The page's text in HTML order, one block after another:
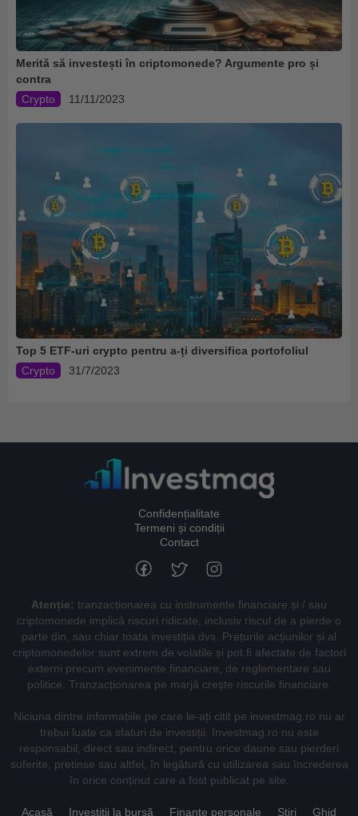
Merită să investești în criptomonede? Argumente pro și
contra
Crypto
11/11/2023
Top 5 ETF-uri crypto pentru a-ți diversifica portofoliul
Crypto
31/7/2023
Confidențialitate
Termeni și condiții
Contact
Atenție: tranzacționarea cu instrumente financiare și / sau
criptomonede implică riscuri ridicate, inclusiv riscul de a pierde o
parte din, sau chiar toata investiția dvs. Prețurile acțiunilor și al
criptomonedelor sunt extrem de volatile și pot fi afectate de factori
externi precum evenimente financiare, de reglementare sau
politice. Tranzacționarea pe marjă crește riscurile financiare.
Niciuna dintre informațiile pe care le-ați citit pe investmag.ro nu ar
trebui luate ca sfaturi de investiții. Investmag.ro nu este
responsabil, direct sau indirect, pentru orice daune sau pierderi
suferite, pretinse sau altfel, în legătură cu utilizarea sau încrederea
în orice conținut care a fost publicat pe site.
Acasă Investiții la bursă Finanțe personale Știri Ghid